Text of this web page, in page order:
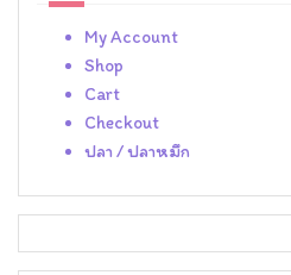
My Account
Shop
Cart
Checkout
ปลา / ปลาหมึก